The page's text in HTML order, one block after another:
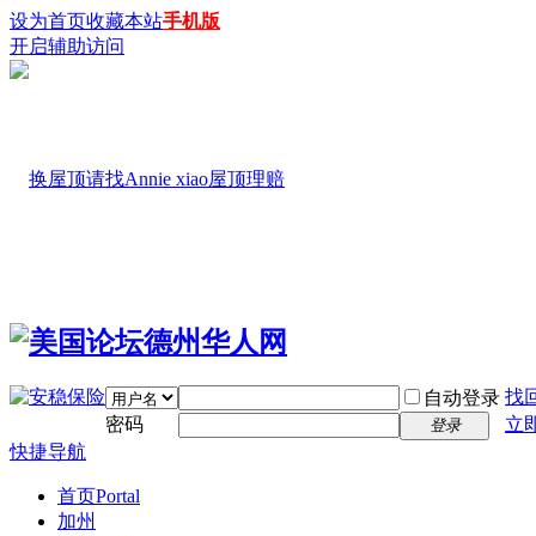
设为首页收藏本站手机版
开启辅助访问
自动登录 找
密码
登录
立
快捷导航
首页Portal
加州